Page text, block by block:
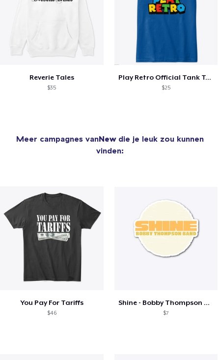
Reverie Tales
$35
Play Retro Official Tank Top
$25
Meer campagnes vanNewdie je leuk zou kunnen
vinden:
You Pay For Tariffs
$46
Shine - Bobby Thompson Band Merch
$7